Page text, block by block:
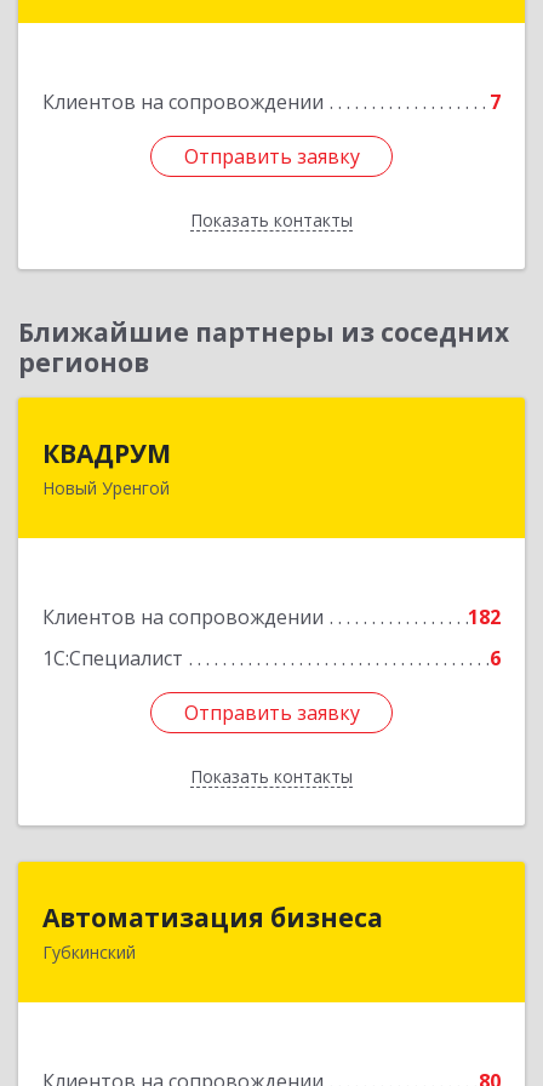
Клиентов на сопровождении 7
Отправить заявку
Показать контакты
Отправить заявку
Назад
Ближайшие партнеры из соседних
регионов
КВАДРУМ
Новый Уренгой
Клиентов на сопровождении
182
1С:Специалист
6
Отправить заявку
Показать контакты
629309, Ямало-Ненецкий АО, Новый Уренгой г,
Отправить заявку
Назад
Автоматизация бизнеса
Губкинский
Автоматизация бизнеса
629830, Ямало-Ненецкий АО, Губкинский г,